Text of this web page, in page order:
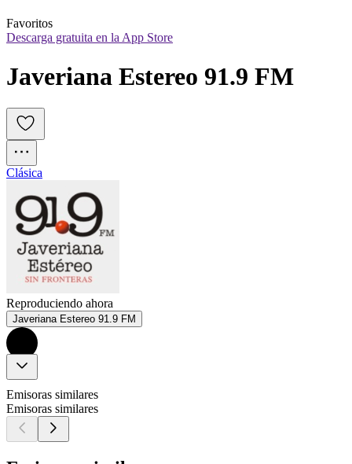
Favoritos
Descarga gratuita en la App Store
Javeriana Estereo 91.9 FM
Clásica
Reproduciendo ahora
Javeriana Estereo 91.9 FM
Emisoras similares
Emisoras similares